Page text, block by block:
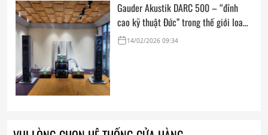
Gauder Akustik DARC 500 – “đỉnh
cao kỹ thuật Đức” trong thế giới loa
hi-end tham chiếu
14/02/2026 09:34